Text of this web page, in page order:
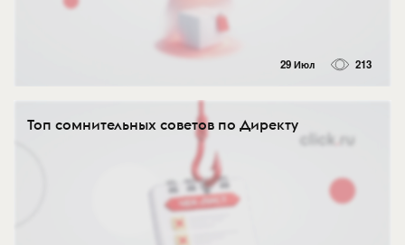
29 Июл 213
Топ сомнительных советов по Директу